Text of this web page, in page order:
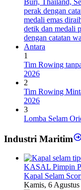
1
Tim Rowing
2026
2
Tim Rowing
2026
3
Lomba Selam
Industri Maritim
KASAL Pimpin
Kapal Selam
Kamis, 6